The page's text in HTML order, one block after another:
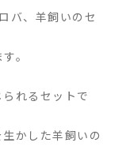
バ、羊飼いのセ
。
れるセットで
かした羊飼いの